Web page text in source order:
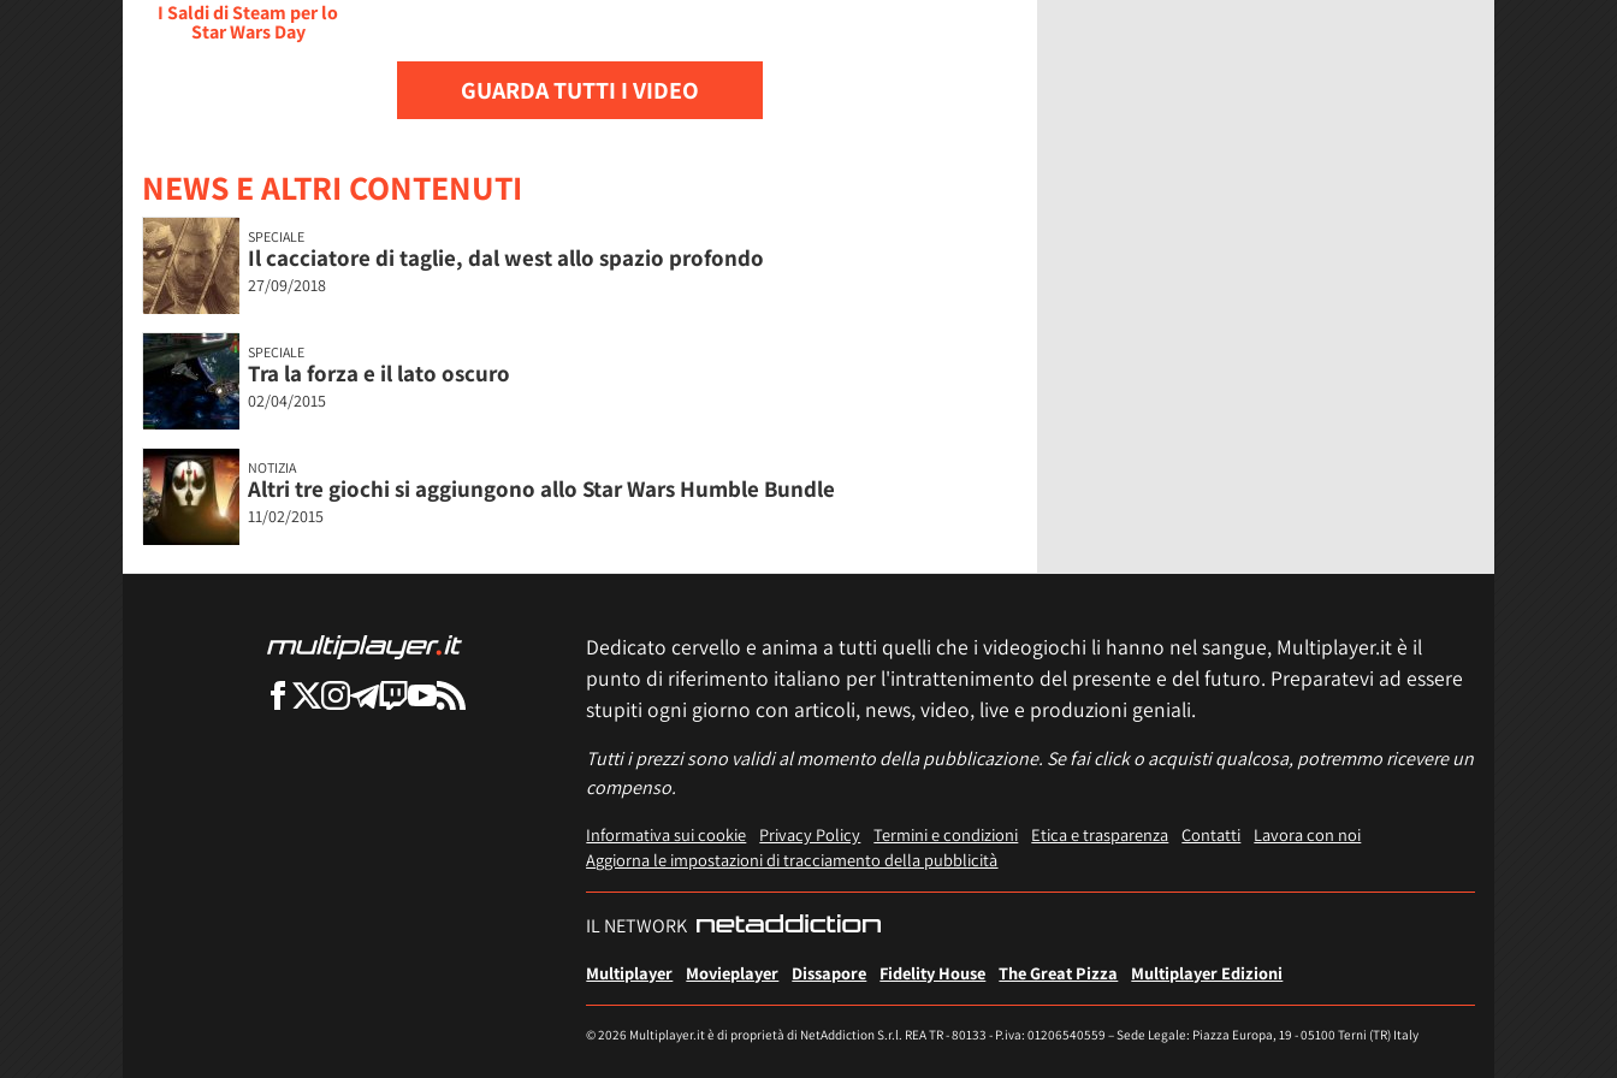
I Saldi di Steam per lo
Star Wars Day
GUARDA TUTTI I VIDEO
NEWS E ALTRI CONTENUTI
SPECIALE
Il cacciatore di taglie, dal west allo spazio profondo
27/09/2018
SPECIALE
Tra la forza e il lato oscuro
02/04/2015
NOTIZIA
Altri tre giochi si aggiungono allo Star Wars Humble Bundle
11/02/2015
Dedicato cervello e anima a tutti quelli che i videogiochi li hanno nel sangue, Multiplayer.it è il
punto di riferimento italiano per l'intrattenimento del presente e del futuro. Preparatevi ad essere
stupiti ogni giorno con articoli, news, video, live e produzioni geniali.
Tutti i prezzi sono validi al momento della pubblicazione. Se fai click o acquisti qualcosa, potremmo ricevere un
compenso.
Informativa sui cookie Privacy Policy Termini e condizioni Etica e trasparenza Contatti
Lavora con noi
Aggiorna le impostazioni di tracciamento della pubblicità
IL NETWORK
Multiplayer Movieplayer Dissapore Fidelity House The Great Pizza Multiplayer Edizioni
© 2026 Multiplayer.it è di proprietà di NetAddiction S.r.l. REA TR - 80133 - P.iva: 01206540559 – Sede Legale: Piazza Europa, 19 - 05100 Terni (TR) Italy